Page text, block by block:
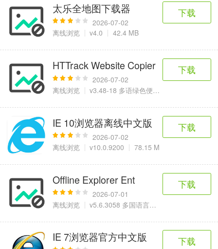
太乐全地图下载器
2026-07-02
离线浏览
v4.0 42.4 MB
下载
HTTrack Website Copier
2026-07-02
离线浏览
v3.48-18 多语绿色便携版
下载
IE 10浏览器离线中文版
2026-07-02
离线浏览
v10.0.9200 78.15 M
下载
Offline Explorer Ent
2026-07-01
离线浏览
v5.6.3058 多国语言特别版
下载
IE 7浏览器官方中文版 下载